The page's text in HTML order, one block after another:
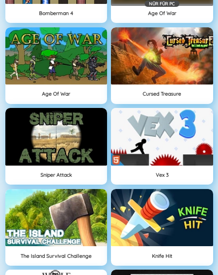
Bomberman 4
NÜR FÜR PC
Age Of War
Age Of War Cursed Treasure
Sniper Attack Vex 3
The Island Survival Challenge Knife Hit